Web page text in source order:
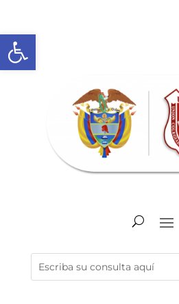
Abrir barra de herramientas